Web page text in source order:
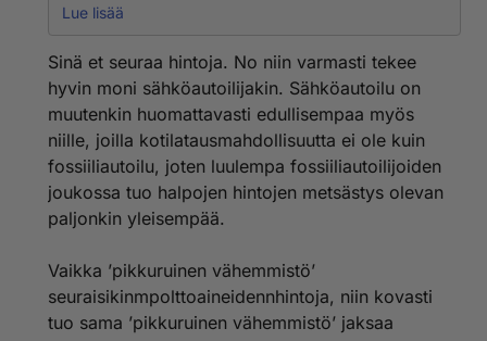
seuraaminenkaan. Paitsi, että on paljon helpompaa ja
En ole ikinä seurannut polttoaineiden hintoja. Kun
polttoaine on lopussa niin menen vain heti lähimmälle
asemalle enkä mieti hintaa ollenkaan. Polttoaine on
yleensä aika lähellä samoja hintoja kaikkialla, joten en
vaivaudu etsimään halvimpia hintoja. Ja näin tekee
valtaosa autoilijoista.
Nuo halpoja hintoja etsivät ovat pikkuruinen
Ja muutenkin, miksi pitäisi elää jonkin vidun
pörssisähkön hintojen mukaan? Järkevintä on elää niin,
että ei ikinä katso sähkön hintaa. Sähkön hinta ei
Lue lisää
Sinä et seuraa hintoja. No niin varmasti tekee
hyvin moni sähköautoilijakin. Sähköautoilu on
muutenkin huomattavasti edullisempaa myös
niille, joilla kotilatausmahdollisuutta ei ole kuin
fossiiliautoilu, joten luulempa fossiiliautoilijoiden
joukossa tuo halpojen hintojen metsästys olevan
paljonkin yleisempää.
Vaikka ’pikkuruinen vähemmistö’
seuraisikinmpolttoaineidennhintoja, niin kovasti
tuo sama ’pikkuruinen vähemmistö’ jaksaa